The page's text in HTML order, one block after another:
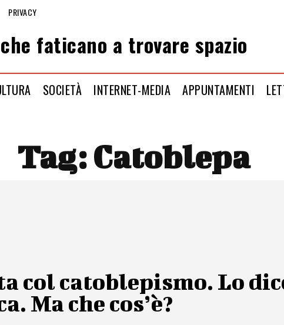
PRIVACY
faticano a trovare spazio
SOCIETÀ INTERNET-MEDIA APPUNTAMENTI
Tag:Catoblepa
col catoblepismo. Lo
Ma che cos’è?